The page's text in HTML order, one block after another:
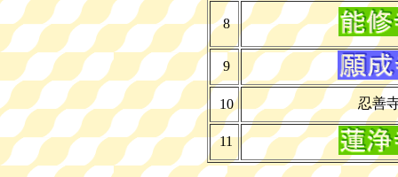
8
9
10 忍善
11